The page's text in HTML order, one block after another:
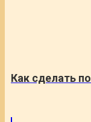
Как сделать